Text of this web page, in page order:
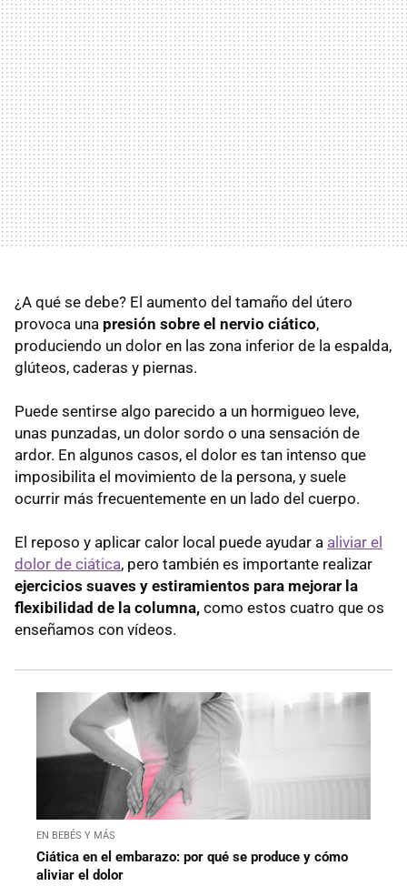
¿A qué se debe? El aumento del tamaño del útero
provoca una presión sobre el nervio ciático,
produciendo un dolor en las zona inferior de la espalda,
glúteos, caderas y piernas.
Puede sentirse algo parecido a un hormigueo leve,
unas punzadas, un dolor sordo o una sensación de
ardor. En algunos casos, el dolor es tan intenso que
imposibilita el movimiento de la persona, y suele
ocurrir más frecuentemente en un lado del cuerpo.
El reposo y aplicar calor local puede ayudar a aliviar el
dolor de ciática, pero también es importante realizar
ejercicios suaves y estiramientos para mejorar la
flexibilidad de la columna, como estos cuatro que os
enseñamos con vídeos.
EN BEBÉS Y MÁS
Ciática en el embarazo: por qué se produce y cómo
aliviar el dolor